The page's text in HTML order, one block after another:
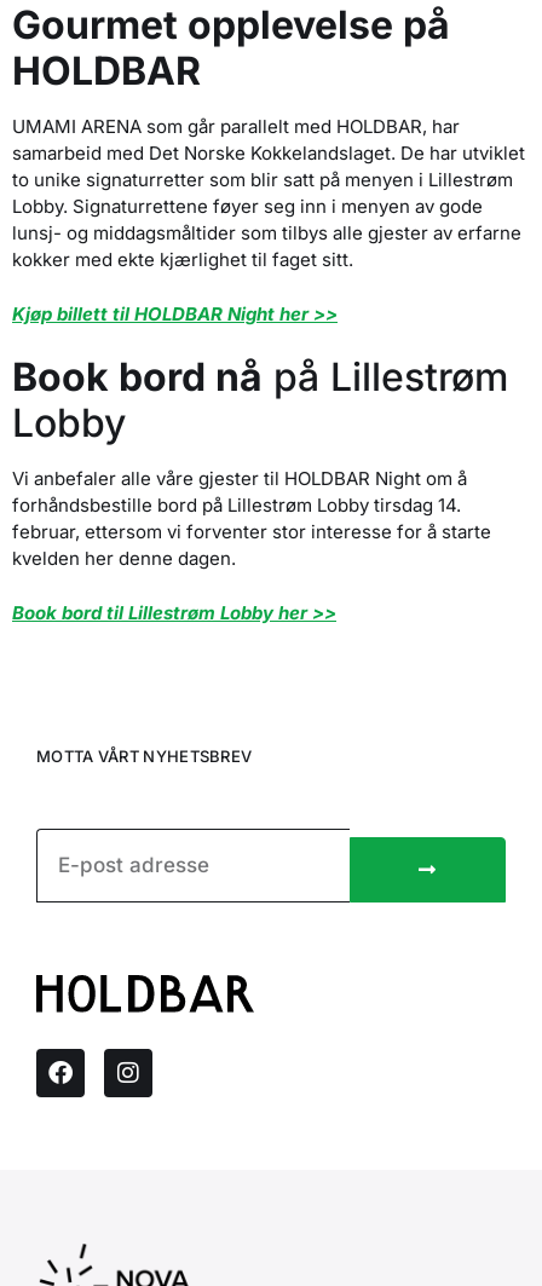
Gourmet opplevelse på
HOLDBAR
UMAMI ARENA som går parallelt med HOLDBAR, har
samarbeid med Det Norske Kokkelandslaget. De har utviklet
to unike signaturretter som blir satt på menyen i Lillestrøm
Lobby. Signaturrettene føyer seg inn i menyen av gode
lunsj- og middagsmåltider som tilbys alle gjester av erfarne
kokker med ekte kjærlighet til faget sitt.
Kjøp billett til HOLDBAR Night her >>
Book bord nå på Lillestrøm
Lobby
Vi anbefaler alle våre gjester til HOLDBAR Night om å
forhåndsbestille bord på Lillestrøm Lobby tirsdag 14.
februar, ettersom vi forventer stor interesse for å starte
kvelden her denne dagen.
Book bord til Lillestrøm Lobby her >>
MOTTA VÅRT NYHETSBREV